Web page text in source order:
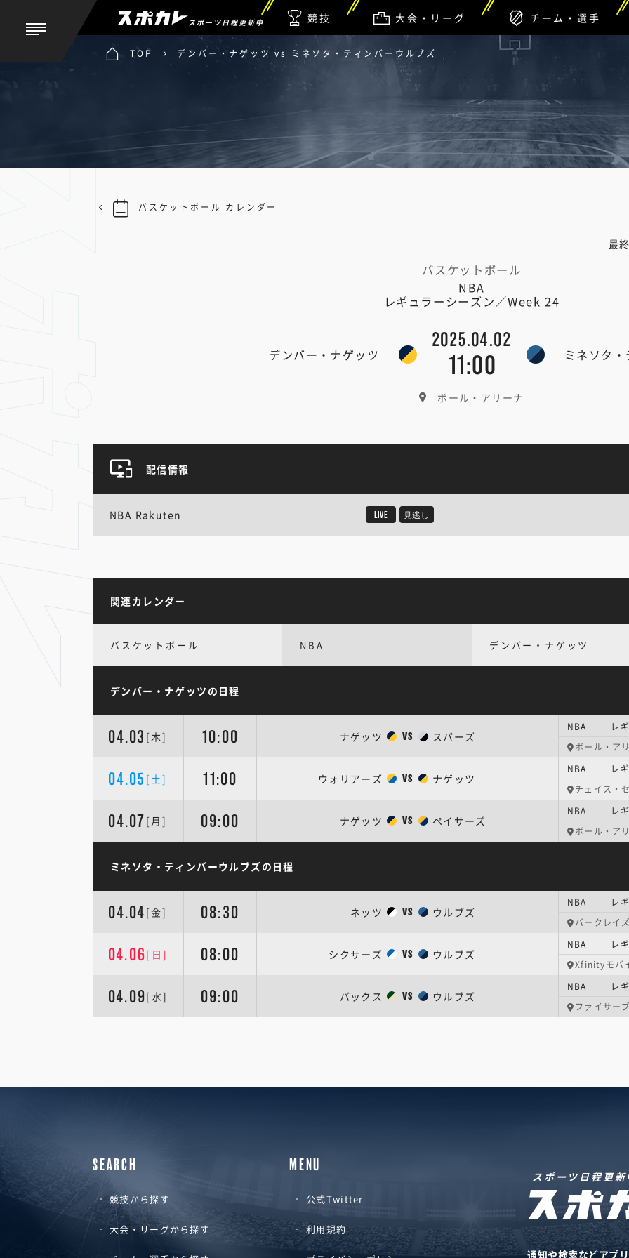
スポーツ日程更新中 競技 大会・リーグ チーム・選手
TOP デンバー・ナゲッツ vs ミネソタ・ティンバーウルブズ
最
バスケットボール
NBA
レギュラーシーズン／Week 24
デンバー・ナゲッツ
2025.04.02
11:00 ミネソタ
ボール・アリーナ
バスケットボール カレンダー
配信情報
NBA Rakuten LIVE 見逃し
関連カレンダー
バスケットボール NBA デンバー・ナゲッツ
デンバー・ナゲッツの日程
04.03 [木] 10:00 ナゲッツ VS スパーズ
NBA | レギ
ボール・ア
04.05 [土] 11:00 ウォリアーズ VS ナゲッツ
NBA | レギ
チェイス・
04.07 [月] 09:00 ナゲッツ VS ペイサーズ
NBA | レギ
ボール・ア
ミネソタ・ティンバーウルブズの日程
04.04 [金] 08:30 ネッツ VS ウルブズ
NBA | レギ
バークレイ
04.06[日] 08:00 シクサーズ VS ウルブズ
NBA | レギ
Xfinityモバ
04.09[水] 09:00 バックス VS ウルブズ
NBA | レギ
ファイサー
SEARCH
競技から探す
大会・リーグから探す
MENU
公式Twitter
利用規約
スポーツ日程更新
通知や検索などアプ